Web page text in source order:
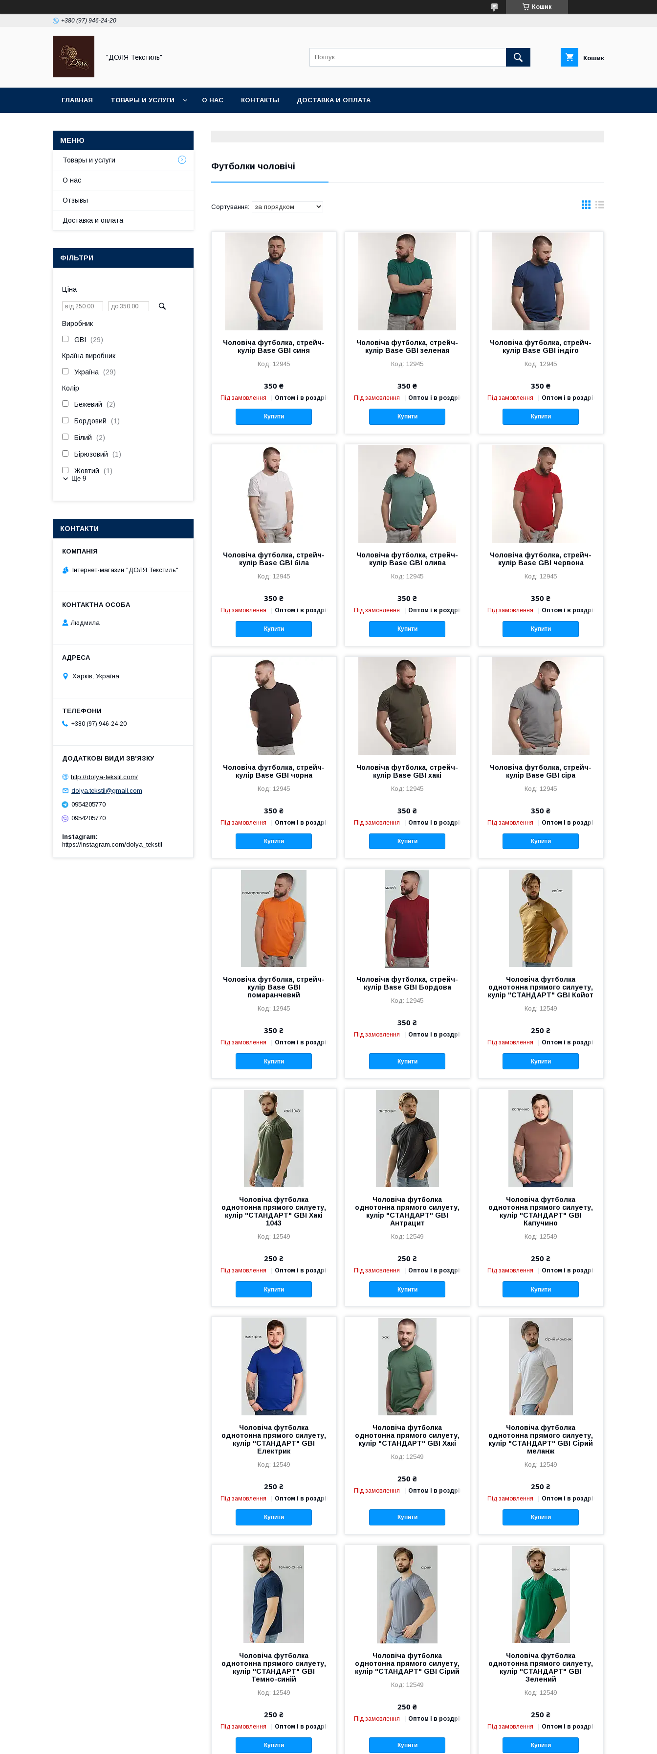
Кошик
+380 (97) 946-24-20
"ДОЛЯ Текстиль" Кошик
ГЛАВНАЯ ТОВАРЫ И УСЛУГИ О НАС КОНТАКТЫ ДОСТАВКА И ОПЛАТА
Футболки чоловічі
Чоловіча футболка, стрейч-
кулір Base GBI синя
12945
350 ₴
Під замовлення Оптом і в роздріб
Купити
Чоловіча футболка, стрейч-
кулір Base GBI зеленая
12945
350 ₴
Під замовлення Оптом і в роздріб
Купити
Чоловіча футболка, стрейч-
кулір Base GBI індіго
12945
350 ₴
Під замовлення Оптом і в роздріб
Купити
Чоловіча футболка, стрейч-
кулір Base GBI біла
12945
350 ₴
Під замовлення Оптом і в роздріб
Купити
Чоловіча футболка, стрейч-
кулір Base GBI олива
12945
350 ₴
Під замовлення Оптом і в роздріб
Купити
Чоловіча футболка, стрейч-
кулір Base GBI червона
12945
350 ₴
Під замовлення Оптом і в роздріб
Купити
Чоловіча футболка, стрейч-
кулір Base GBI чорна
12945
350 ₴
Під замовлення Оптом і в роздріб
Купити
Чоловіча футболка, стрейч-
кулір Base GBI хакі
12945
350 ₴
Під замовлення Оптом і в роздріб
Купити
Чоловіча футболка, стрейч-
кулір Base GBI сіра
12945
350 ₴
Під замовлення Оптом і в роздріб
Купити
Чоловіча футболка, стрейч-
кулір Base GBI
помаранчевий
12945
350 ₴
Під замовлення Оптом і в роздріб
Купити
Чоловіча футболка, стрейч-
кулір Base GBI Бордова
12945
350 ₴
Під замовлення Оптом і в роздріб
Купити
Чоловіча футболка
однотонна прямого силуету,
кулір "СТАНДАРТ" GBI Койот
12549
250 ₴
Під замовлення Оптом і в роздріб
Купити
Чоловіча футболка
однотонна прямого силуету,
кулір "СТАНДАРТ" GBI Хакі
1043
12549
250 ₴
Під замовлення Оптом і в роздріб
Купити
Чоловіча футболка
однотонна прямого силуету,
кулір "СТАНДАРТ" GBI
Антрацит
12549
250 ₴
Під замовлення Оптом і в роздріб
Купити
Чоловіча футболка
однотонна прямого силуету,
кулір "СТАНДАРТ" GBI
Капучино
12549
250 ₴
Під замовлення Оптом і в роздріб
Купити
Чоловіча футболка
однотонна прямого силуету,
кулір "СТАНДАРТ" GBI
Електрик
12549
250 ₴
Під замовлення Оптом і в роздріб
Купити
Чоловіча футболка
однотонна прямого силуету,
кулір "СТАНДАРТ" GBI Хакі
12549
250 ₴
Під замовлення Оптом і в роздріб
Купити
Чоловіча футболка
однотонна прямого силуету,
кулір "СТАНДАРТ" GBI Сірий
меланж
12549
250 ₴
Під замовлення Оптом і в роздріб
Купити
Чоловіча футболка
однотонна прямого силуету,
кулір "СТАНДАРТ" GBI
Темно-синій
12549
250 ₴
Під замовлення Оптом і в роздріб
Купити
Чоловіча футболка
однотонна прямого силуету,
кулір "СТАНДАРТ" GBI Сірий
12549
250 ₴
Під замовлення Оптом і в роздріб
Купити
Чоловіча футболка
однотонна прямого силуету,
кулір "СТАНДАРТ" GBI
Зелений
12549
250 ₴
Під замовлення Оптом і в роздріб
Купити
Товары и услуги
О нас
Отзывы
Доставка и оплата
ФІЛЬТРИ
Ціна
Виробник
GBI 29
Країна виробник
Україна 29
Колір
Бежевий 2
Бордовий 1
Білий 2
Бірюзовий 1
Жовтий 1
Ще 9
КОНТАКТИ
Інтернет-магазин "ДОЛЯ Текстиль"
Людмила
Харків, Україна
+380 (97) 946-24-20
http://dolya-tekstil.com/
dolya.tekstil@gmail.com
0954205770
0954205770
Instagram
https://instagram.com/dolya_tekstil